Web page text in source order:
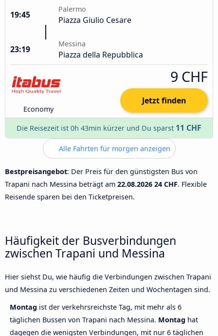
19:45
Palermo
Piazza Giulio Cesare
23:19
Messina
Piazza della Repubblica
Economy
9 CHF
Jetzt finden
Die Reisezeit ist 0h 43min kürzer und Du sparst 11 CHF
Alle Fahrten für morgen anzeigen
Bestpreisangebot: Der Preis für den günstigsten Bus von
Trapani nach Messina beträgt am 22.08.2026 24 CHF. Flexible
Reisende sparen bei den Ticketpreisen.
Häufigkeit der Busverbindungen
zwischen Trapani und Messina
Hier siehst Du, wie häufig die Verbindungen zwischen Trapani
und Messina zu verschiedenen Zeiten und Wochentagen sind.
Montag ist der verkehrsreichste Tag, mit mehr als 6
täglichen Bussen von Trapani nach Messina. Montag hat
dagegen die wenigsten Verbindungen, mit nur 6 täglichen